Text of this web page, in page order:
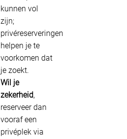
kunnen vol
zijn;
privéreserveringen
helpen je te
voorkomen dat
je zoekt.
Wil je
zekerheid,
reserveer dan
vooraf een
privéplek via